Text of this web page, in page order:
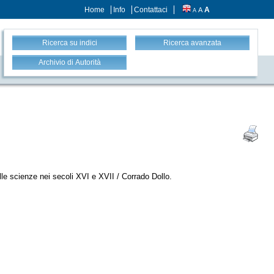
Home Info Contattaci A A A
Ricerca su indici Ricerca avanzata
Archivio di Autorità